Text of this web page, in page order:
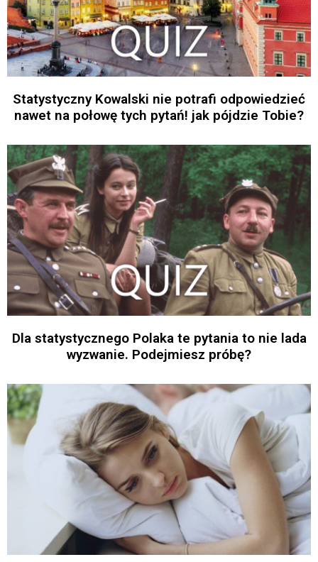
Statystyczny Kowalski nie potrafi odpowiedzieć
nawet na połowę tych pytań! jak pójdzie Tobie?
Dla statystycznego Polaka te pytania to nie lada
wyzwanie. Podejmiesz próbę?